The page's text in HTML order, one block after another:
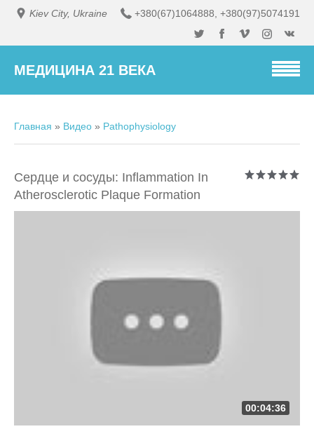
Kiev City, Ukraine +380(67)1064888, +380(97)5074191
МЕДИЦИНА 21 ВЕКА
Главная » Видео » Pathophysiology
Сердце и сосуды: Inflammation In
Atherosclerotic Plaque Formation
00:04:36